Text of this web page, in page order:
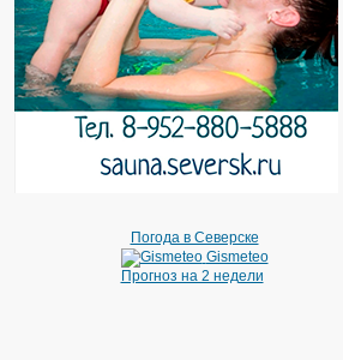
Погода в Северске
Gismeteo
Прогноз на 2 недели